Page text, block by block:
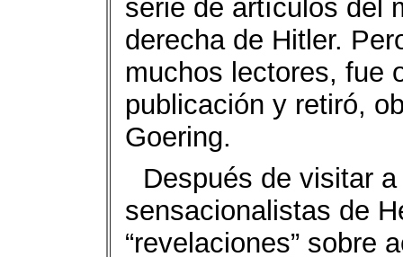
serie de artículos del
derecha de Hitler.
muchos lectores, fue
publicación y retiró,
Goering.
Después de visitar
sensacionalistas de
“revelaciones” sobre